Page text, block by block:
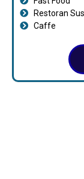
Restoran
Caffe